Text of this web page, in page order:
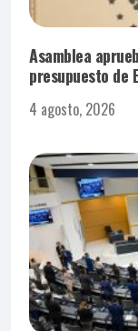
Asamblea
presupuesto de
4 agosto, 2026